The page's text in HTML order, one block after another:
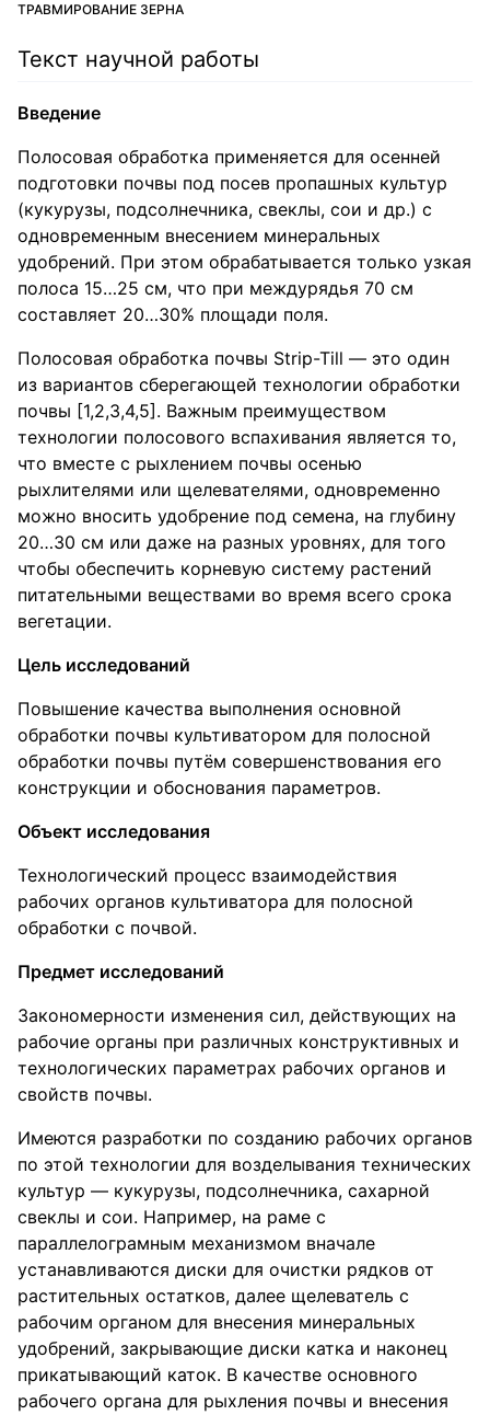
ТРАВМИРОВАНИЕ ЗЕРНА
Текст научной работы
Введение
Полосовая обработка применяется для осенней
подготовки почвы под посев пропашных культур
(кукурузы, подсолнечника, свеклы, сои и др.) с
одновременным внесением минеральных
удобрений. При этом обрабатывается только узкая
полоса 15…25 см, что при междурядья 70 см
составляет 20…30% площади поля.
Полосовая обработка почвы Strip-Till — это один
из вариантов сберегающей технологии обработки
почвы [1,2,3,4,5]. Важным преимуществом
технологии полосового вспахивания является то,
что вместе с рыхлением почвы осенью
рыхлителями или щелевателями, одновременно
можно вносить удобрение под семена, на глубину
20…30 см или даже на разных уровнях, для того
чтобы обеспечить корневую систему растений
питательными веществами во время всего срока
вегетации.
Цель исследований
Повышение качества выполнения основной
обработки почвы культиватором для полосной
обработки почвы путём совершенствования его
конструкции и обоснования параметров.
Объект исследования
Технологический процесс взаимодействия
рабочих органов культиватора для полосной
обработки с почвой.
Предмет исследований
Закономерности изменения сил, действующих на
рабочие органы при различных конструктивных и
технологических параметрах рабочих органов и
свойств почвы.
Имеются разработки по созданию рабочих органов
по этой технологии для возделывания технических
культур — кукурузы, подсолнечника, сахарной
свеклы и сои. Например, на раме с
параллелограмным механизмом вначале
устанавливаются диски для очистки рядков от
растительных остатков, далее щелеватель с
рабочим органом для внесения минеральных
удобрений, закрывающие диски катка и наконец
прикатывающий каток. В качестве основного
рабочего органа для рыхления почвы и внесения